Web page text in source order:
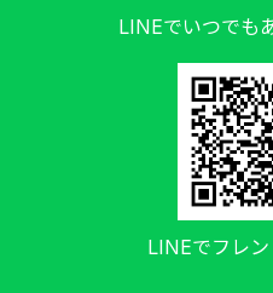
LINEでいつでも
LINEでフレ